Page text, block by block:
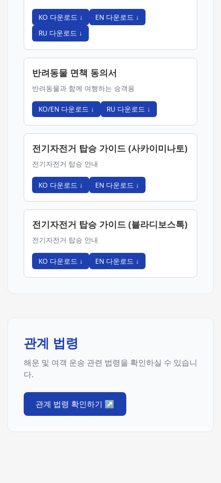
KO 다운로드 ↓ EN 다운로드 ↓
RU 다운로드 ↓
반려동물 면책 동의서
반려동물과 함께 여행하는 승객용
KO/EN 다운로드 ↓ RU 다운로드 ↓
전기자전거 탑승 가이드 (사카이미나토)
전기자전거 탑승 안내
KO 다운로드 ↓ EN 다운로드 ↓
전기자전거 탑승 가이드 (블라디보스톡)
전기자전거 탑승 안내
KO 다운로드 ↓ EN 다운로드 ↓
관계 법령
해운 및 여객 운송 관련 법령을 확인하실 수 있습니
다.
관계 법령 확인하기 ↗